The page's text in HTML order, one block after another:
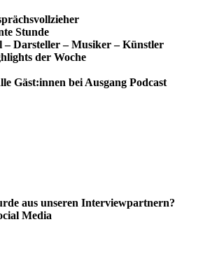
Stunde
– Darsteller – Musiker – Künstler
der Woche
Gäst:innen bei Ausgang Podcast
aus unseren Interviewpartnern?
Media